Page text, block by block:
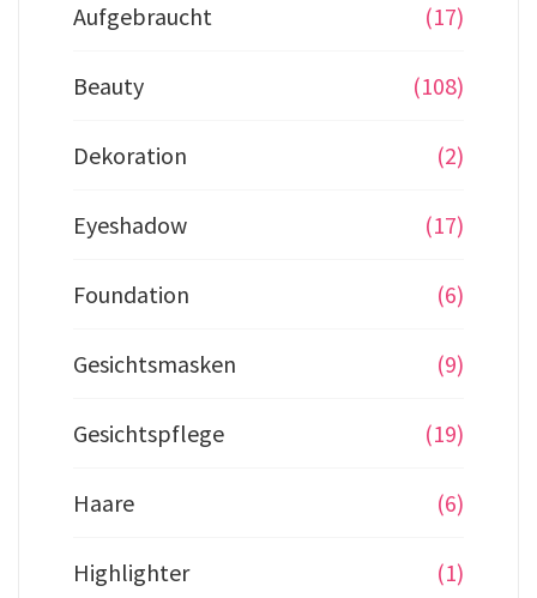
Aufgebraucht (17)
Beauty (108)
Dekoration (2)
Eyeshadow (17)
Foundation (6)
Gesichtsmasken (9)
Gesichtspflege (19)
Haare (6)
Highlighter (1)